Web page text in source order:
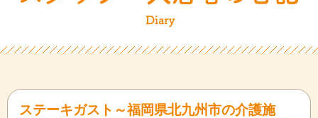
ステーキガスト～福岡県北九州市の介護施